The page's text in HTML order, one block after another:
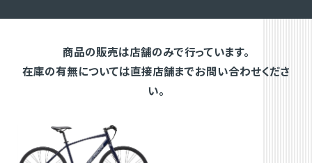
商品の販売は店舗のみで行っています。
在庫の有無については直接店舗までお問い合わせくださ
い。